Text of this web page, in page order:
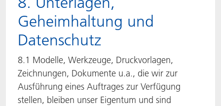
Geheimhaltung und
Datenschutz
8.1 Modelle, Werkzeuge, Druckvorlagen,
Zeichnungen, Dokumente u.a., die wir zur
Ausführung eines Auftrages zur Verfügung
stellen, bleiben unser Eigentum und sind